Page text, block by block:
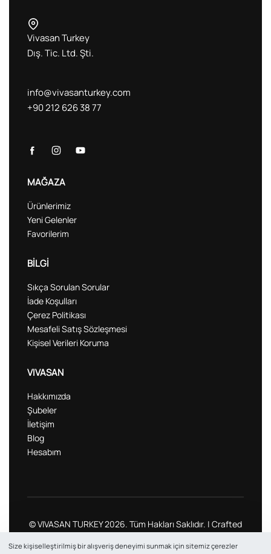
Vivasan Turkey
Dış. Tic. Ltd. Şti.
info@vivasanturkey.com
+90 212 626 38 77
MAĞAZA
Ürünlerimiz
Yeni Gelenler
Favorilerim
BİLGİ
Sıkça Sorulan Sorular
İade Koşulları
Çerez Politikası
Mesafeli Satış Sözleşmesi
Kişisel Verileri Koruma
VIVASAN
Hakkımızda
Şubeler
İletişim
Blog
Hesabım
© VIVASAN TURKEY 2026. Tüm Hakları Saklıdır. | Crafted
Size kişiselleştirilmiş bir alışveriş deneyimi sunmak için sitemiz çerezler